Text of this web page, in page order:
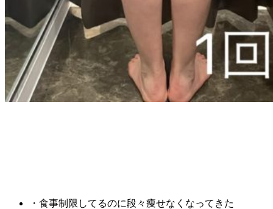
・食事制限してるのに段々痩せなくなってきた